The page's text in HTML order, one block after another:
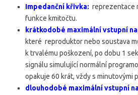
Impedanční křivka: reprezentace
funkce kmitočtu.
krátkodobé maximální vstupní
které reproduktor nebo soustava
k trvalému poškození, po dobu 1
signálu simulující normální
opakuje 60 krát, vždy s minutovými
dlouhodobé maximální vstupní